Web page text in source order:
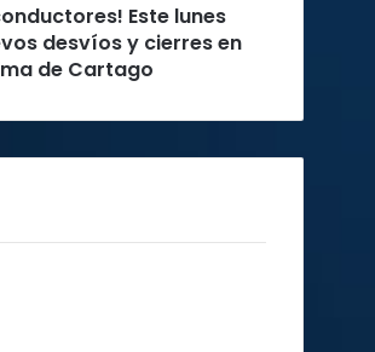
Este lunes
desvíos y cierres en
de Cartago